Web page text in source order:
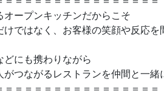
オープンキッチンだからこそ
けではなく、お客様の笑顔や反応を
どにも携わりながら
がつながるレストランを仲間と一緒
＝＝＝＝＝＝＝＝＝＝＝＝＝＝＝＝